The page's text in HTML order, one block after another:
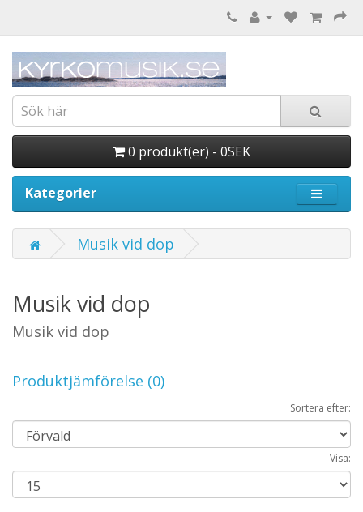
0 produkt(er) - 0SEK
Kategorier
Musik vid dop
Musik vid dop
Musik vid dop
Produktjämförelse (0)
Sortera efter:
Visa: